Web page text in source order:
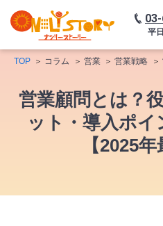
平日
TOP コラム 営業 営業戦略
営業顧問とは？
ット・導入ポ
【2025年